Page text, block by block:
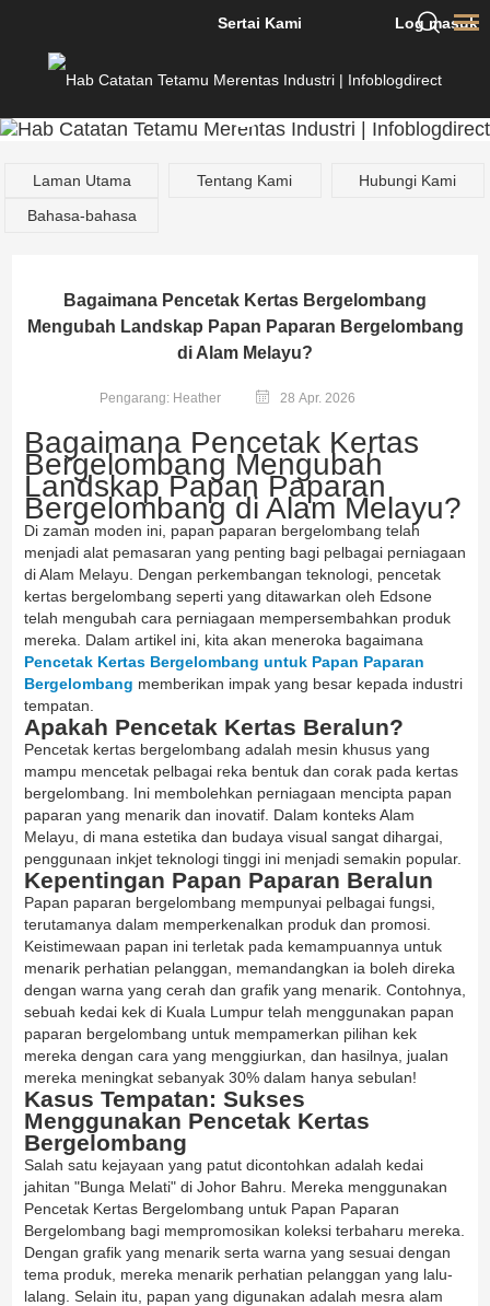
Log masuk
Sertai Kami
Laman Utama Tentang Kami
Hubungi Kami
Bahasa-bahasa
Bagaimana Pencetak Kertas Bergelombang
Mengubah Landskap Papan Paparan Bergelombang
di Alam Melayu?
Pengarang: Heather 28 Apr. 2026
Bagaimana Pencetak Kertas
Bergelombang Mengubah
Landskap Papan Paparan
Bergelombang di Alam Melayu?
Di zaman moden ini, papan paparan bergelombang telah
menjadi alat pemasaran yang penting bagi pelbagai perniagaan
di Alam Melayu. Dengan perkembangan teknologi, pencetak
kertas bergelombang seperti yang ditawarkan oleh Edsone
telah mengubah cara perniagaan mempersembahkan produk
mereka. Dalam artikel ini, kita akan meneroka bagaimana
Pencetak Kertas Bergelombang untuk Papan Paparan
Bergelombang memberikan impak yang besar kepada industri
tempatan.
Apakah Pencetak Kertas Beralun?
Pencetak kertas bergelombang adalah mesin khusus yang
mampu mencetak pelbagai reka bentuk dan corak pada kertas
bergelombang. Ini membolehkan perniagaan mencipta papan
paparan yang menarik dan inovatif. Dalam konteks Alam
Melayu, di mana estetika dan budaya visual sangat dihargai,
penggunaan inkjet teknologi tinggi ini menjadi semakin popular.
Kepentingan Papan Paparan Beralun
Papan paparan bergelombang mempunyai pelbagai fungsi,
terutamanya dalam memperkenalkan produk dan promosi.
Keistimewaan papan ini terletak pada kemampuannya untuk
menarik perhatian pelanggan, memandangkan ia boleh direka
dengan warna yang cerah dan grafik yang menarik. Contohnya,
sebuah kedai kek di Kuala Lumpur telah menggunakan papan
paparan bergelombang untuk mempamerkan pilihan kek
mereka dengan cara yang menggiurkan, dan hasilnya, jualan
mereka meningkat sebanyak 30% dalam hanya sebulan!
Kasus Tempatan: Sukses
Menggunakan Pencetak Kertas
Bergelombang
Salah satu kejayaan yang patut dicontohkan adalah kedai
jahitan "Bunga Melati" di Johor Bahru. Mereka menggunakan
Pencetak Kertas Bergelombang untuk Papan Paparan
Bergelombang bagi mempromosikan koleksi terbaharu mereka.
Dengan grafik yang menarik serta warna yang sesuai dengan
tema produk, mereka menarik perhatian pelanggan yang lalu-
lalang. Selain itu, papan yang digunakan adalah mesra alam